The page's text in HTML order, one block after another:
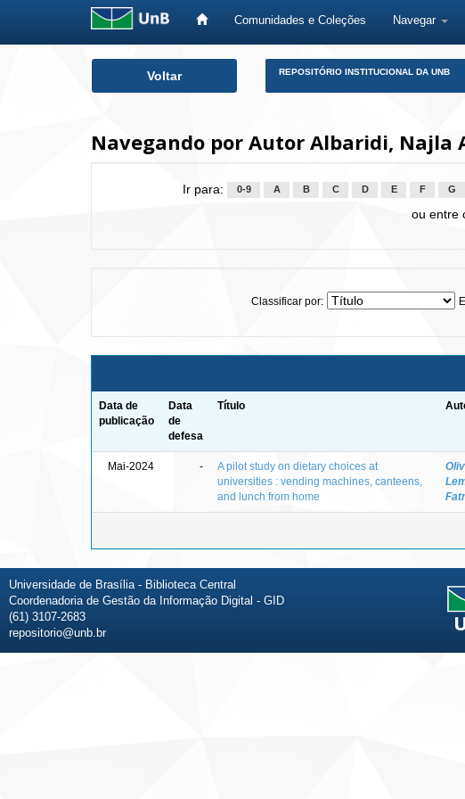
Comunidades e Coleções Navegar
Voltar REPOSITÓRIO INSTITUCIONAL DA UNB
Navegando por Autor Albaridi, Najla
Ir para: 0-9 A B C D E F G
ou entre
Classificar por:
Data de
publicação
Data
de
defesa
Título
Mai-2024 -
A pilot study on dietary choices at
universities : vending machines, canteens,
and lunch from home
Universidade de Brasília - Biblioteca Central
Coordenadoria de Gestão da Informação Digital - GID
(61) 3107-2683
repositorio@unb.br